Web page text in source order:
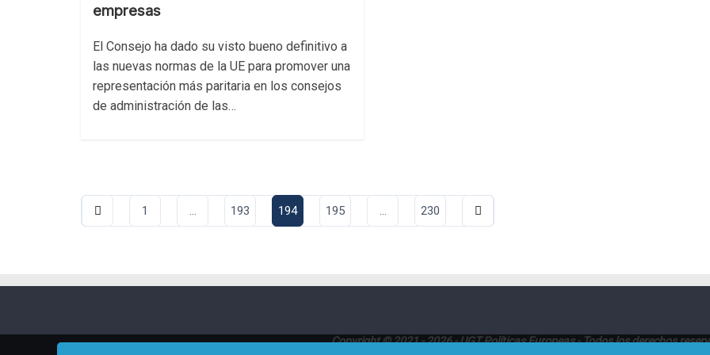
empresas
El Consejo ha dado su visto bueno definitivo a
las nuevas normas de la UE para promover una
representación más paritaria en los consejos
de administración de las…
Paginación
de
1 … 193 194 195 … 230
Copyright © 2021 - 2026 - UGT Políticas Europeas - Todos los derechos